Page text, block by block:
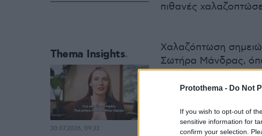
Protothema - Do Not
If you wish to opt-out of
sensitive information for
confirm your selection.
πιθανές
Χαλαζόπτωση
Σωτήρα Μάνδρας,
ακολουθούν:
Thema Insights
30.07.2026, 09:33